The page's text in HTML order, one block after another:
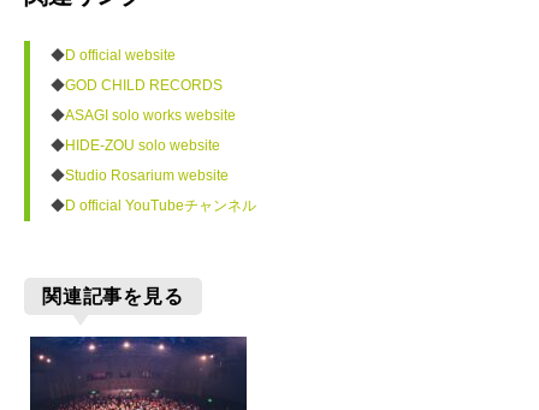
◆D official website
◆GOD CHILD RECORDS
◆ASAGI solo works website
◆HIDE-ZOU solo website
◆Studio Rosarium website
◆D official YouTubeチャンネル
関連記事を見る